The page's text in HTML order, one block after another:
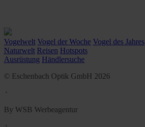
Vogelwelt Vogel der Woche Vogel des Jahres
Naturwelt Reisen Hotspots
Ausrüstung Händlersuche
© Eschenbach Optik GmbH 2026
᛫
By WSB Werbeagentur